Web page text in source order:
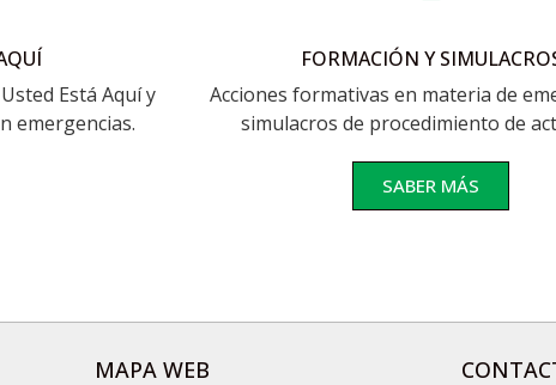
Está Aquí y
emergencias.
FORMACIÓN Y
Acciones formativas en materia de
simulacros de procedimiento de
SABER MÁS
MAPA WEB